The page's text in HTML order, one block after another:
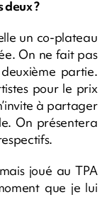
deux ?
un co-plateau
On ne fait pas
partie.
pour le prix
à partager
On présentera
joué au TPA
que je lui